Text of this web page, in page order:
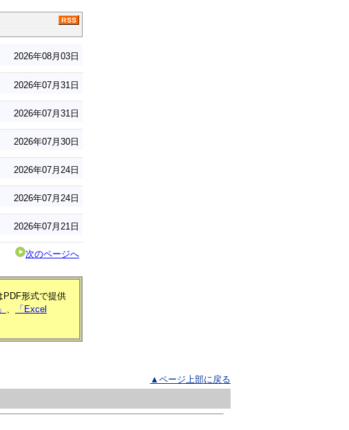
2026年08月03日
2026年07月31日
2026年07月31日
2026年07月30日
2026年07月24日
2026年07月24日
2026年07月21日
次のページへ
PDF形式で提供
、
「Excel
▲ページ上部に戻る